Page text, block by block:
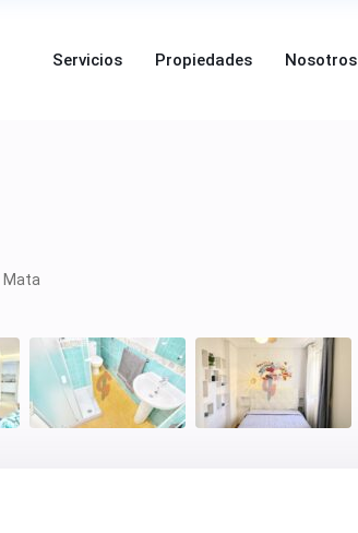
Servicios Propiedades Nosotros
Mata